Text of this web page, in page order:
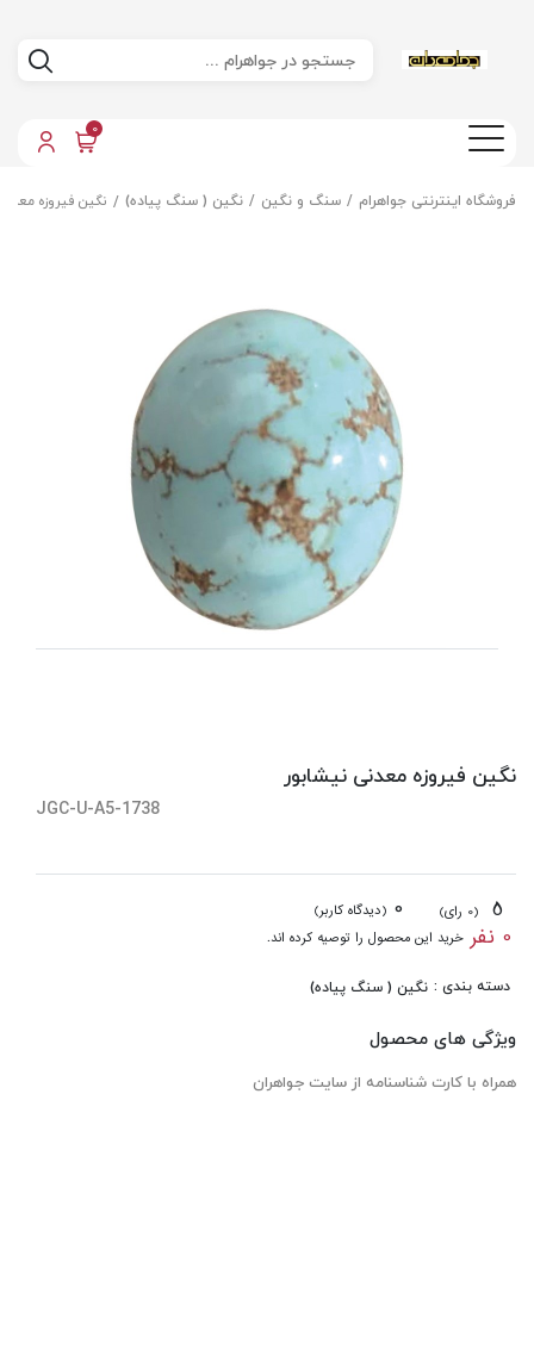
0
فروشگاه اینترنتی جواهرام سنگ و نگین نگین ( سنگ پیاده) نگین فیروزه
نگین فیروزه معدنی نیشابور
JGC-U-A5-1738
(0 رای) 0 (دیدگاه کاربر)
0 نفر خرید این محصول را توصیه کرده اند.
دسته بندی : نگین ( سنگ پیاده)
ویژگی های محصول
همراه با کارت شناسنامه از سایت جواهران